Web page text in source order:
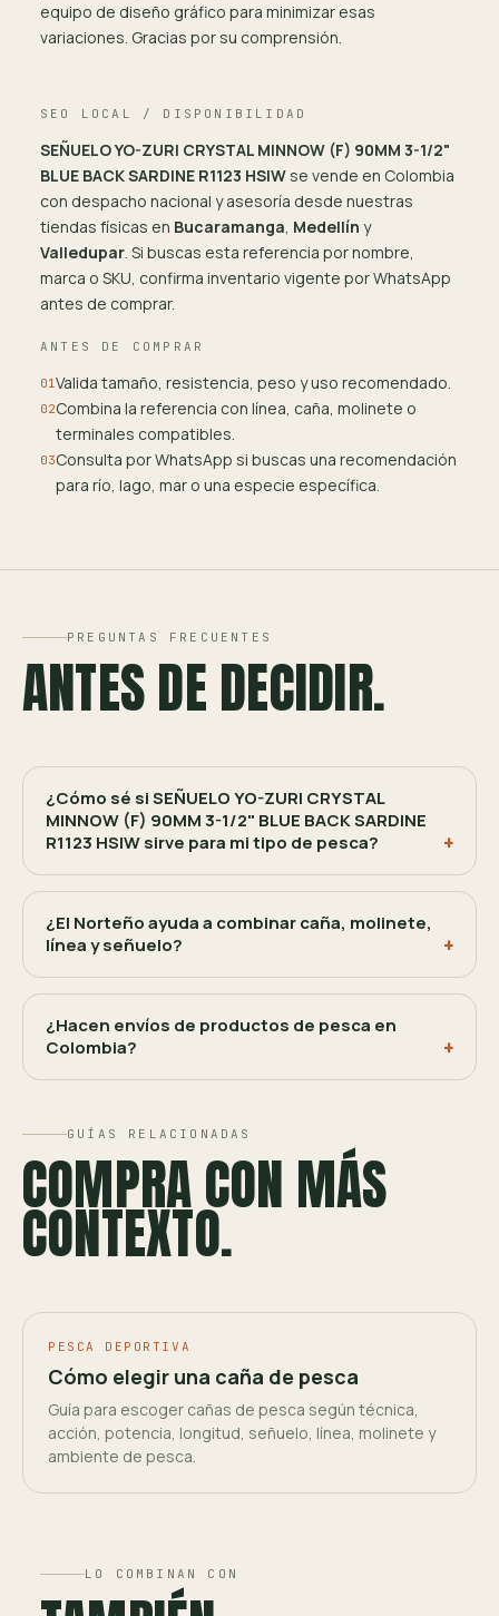
equipo de diseño gráfico para minimizar esas
variaciones. Gracias por su comprensión.
SEO LOCAL / DISPONIBILIDAD
SEÑUELO YO-ZURI CRYSTAL MINNOW (F) 90MM 3-1/2"
BLUE BACK SARDINE R1123 HSIW se vende en Colombia
con despacho nacional y asesoría desde nuestras
tiendas físicas en Bucaramanga, Medellín y
Valledupar. Si buscas esta referencia por nombre,
marca o SKU, confirma inventario vigente por WhatsApp
antes de comprar.
ANTES DE COMPRAR
01Valida tamaño, resistencia, peso y uso recomendado.
02Combina la referencia con línea, caña, molinete o
terminales compatibles.
03Consulta por WhatsApp si buscas una recomendación
para río, lago, mar o una especie específica.
PREGUNTAS FRECUENTES
ANTES DE DECIDIR.
¿Cómo sé si SEÑUELO YO-ZURI CRYSTAL
MINNOW (F) 90MM 3-1/2" BLUE BACK SARDINE
R1123 HSIW sirve para mi tipo de pesca?
¿El Norteño ayuda a combinar caña, molinete,
línea y señuelo?
¿Hacen envíos de productos de pesca en
Colombia?
GUÍAS RELACIONADAS
COMPRA CON MÁS
CONTEXTO.
PESCA DEPORTIVA
Cómo elegir una caña de pesca
Guía para escoger cañas de pesca según técnica,
acción, potencia, longitud, señuelo, línea, molinete y
ambiente de pesca.
LO COMBINAN CON